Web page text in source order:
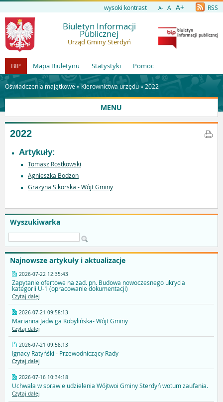
wysoki kontrast A- A A+ RSS
Biuletyn Informacji
Publicznej
Urząd Gminy Sterdyń
BIP Mapa Biuletynu Statystyki Pomoc
Oświadczenia majątkowe » Kierownictwa urzędu»2022
MENU
Wyszukiwarka
Najnowsze artykuły i aktualizacje
2026-07-22 12:35:43
Zapytanie ofertowe na zad. pn. Budowa nowoczesnego ukrycia
kategorii U-1 (opracowanie dokumentacji)
Czytaj dalej
2026-07-21 09:58:13
Marianna Jadwiga Kobylińska- Wójt Gminy
Czytaj dalej
2026-07-21 09:58:13
Ignacy Ratyńśki - Przewodniczący Rady
Czytaj dalej
2026-07-16 10:34:18
Uchwała w sprawie udzielenia Wójtwoi Gminy Sterdyń wotum zaufania.
Czytaj dalej
2022
Artykuły:
Tomasz Rostkowski
Agnieszka Bodzon
Grażyna Sikorska - Wójt Gminy